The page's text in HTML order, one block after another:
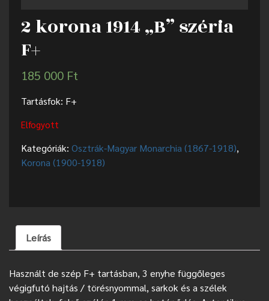
2 korona 1914 „B” széria
F+
185 000 Ft
Tartásfok: F+
Elfogyott
Kategóriák: Osztrák-Magyar Monarchia (1867-1918),
Korona (1900-1918)
Leírás
Használt de szép F+ tartásban, 3 enyhe függőleges
végigfutó hajtás / törésnyommal, sarkok és a szélek